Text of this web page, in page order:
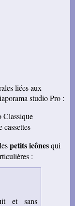
liées aux
studio Pro :
Classique
cassettes
petits icônesqui
:
et sans